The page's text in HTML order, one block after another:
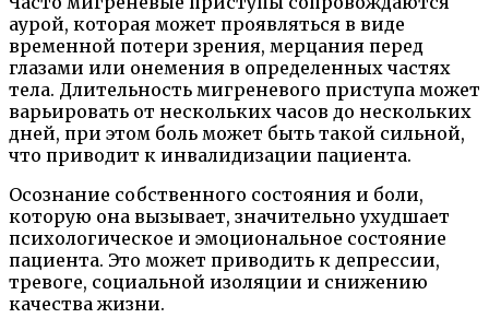
аурой, которая может проявляться в виде
временной потери зрения, мерцания перед
глазами или онемения в определенных частях
тела. Длительность мигреневого приступа может
варьировать от нескольких часов до нескольких
дней, при этом боль может быть такой сильной,
что приводит к инвалидизации пациента.
Осознание собственного состояния и боли,
которую она вызывает, значительно ухудшает
психологическое и эмоциональное состояние
пациента. Это может приводить к депрессии,
тревоге, социальной изоляции и снижению
качества жизни.